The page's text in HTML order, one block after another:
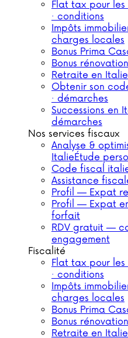
Flat tax pour
· conditions
Impôts
charges locales
Bonus Prima
Bonus rénovation
Retraite en Italie
Obtenir son
· démarches
Successions en
démarches
Nos services fiscaux
Analyse &
ItalieÉtude
Code fiscal
Assistance
Profil — Expat
Profil — Expat
forfait
RDV gratuit —
engagement
Fiscalité
Flat tax pour
· conditions
Impôts
charges locales
Bonus Prima
Bonus rénovation
Retraite en Italie